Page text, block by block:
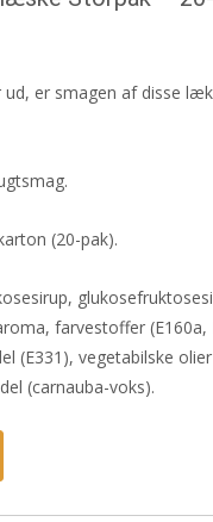
ud, er smagen af disse
(20-pak).
farvestoffer (E160a,
(E331), vegetabilske
(carnauba-voks).